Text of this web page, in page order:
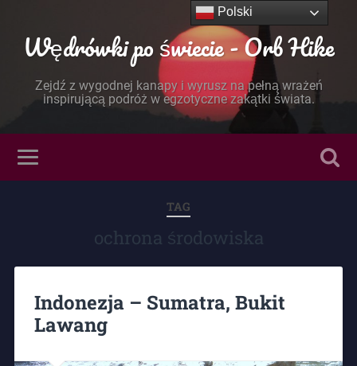
Wędrówki po świecie - Orb Hike
Zejdź z wygodnej kanapy i wyrusz na pełną wrażeń
inspirującą podróż w egzotyczne zakątki świata.
TAG
ochrona środowiska
Indonezja – Sumatra, Bukit
Lawang
Polski